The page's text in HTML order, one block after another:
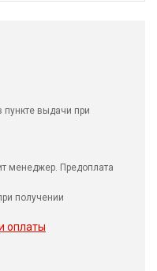
пункте выдачи при
менеджер. Предоплата
получении
оплаты